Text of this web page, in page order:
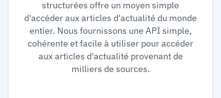
structurées offre un moyen simple
d'accéder aux articles d'actualité du monde
entier. Nous fournissons une API simple,
cohérente et facile à utiliser pour accéder
aux articles d'actualité provenant de
milliers de sources.